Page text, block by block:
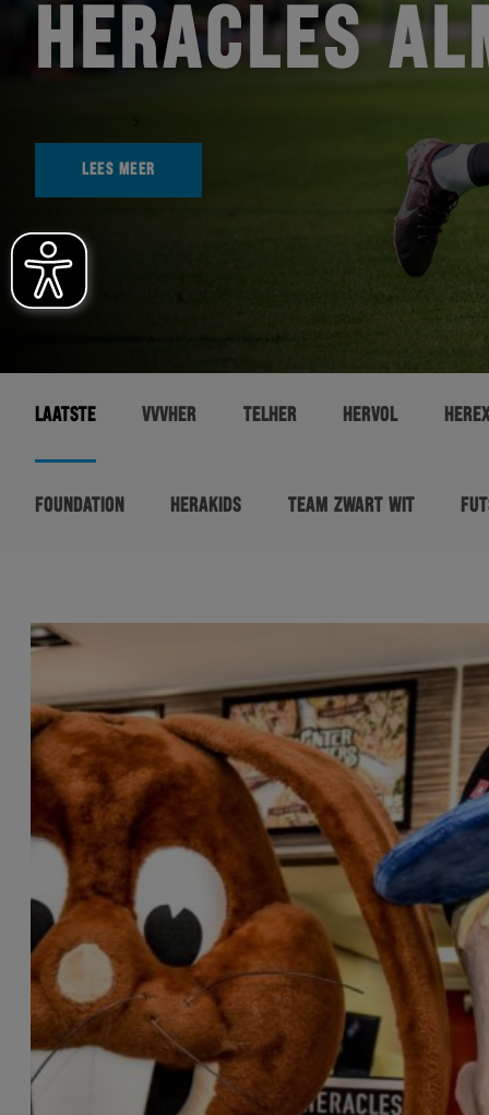
HERACLES
LEES MEER
LAATSTE VVVHER TELHER HERVOL
FOUNDATION HERAKIDS TEAM ZWART WIT